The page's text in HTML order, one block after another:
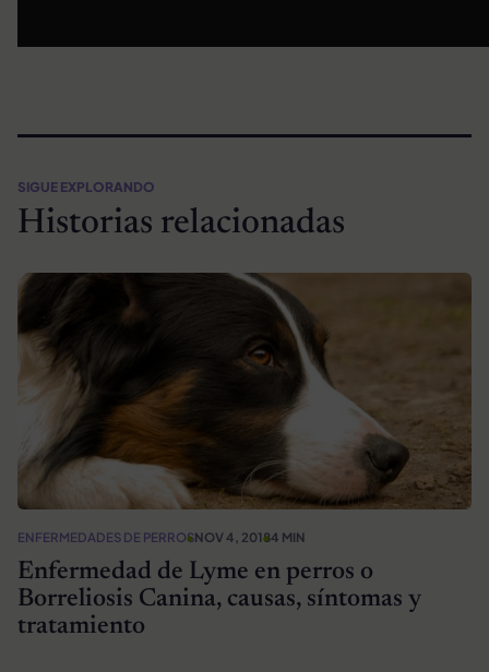
SIGUE EXPLORANDO
Historias relacionadas
ENFERMEDADES DE PERROSNOV 4, 20184 MIN
Enfermedad de Lyme en perros o
Borreliosis Canina, causas, síntomas y
tratamiento